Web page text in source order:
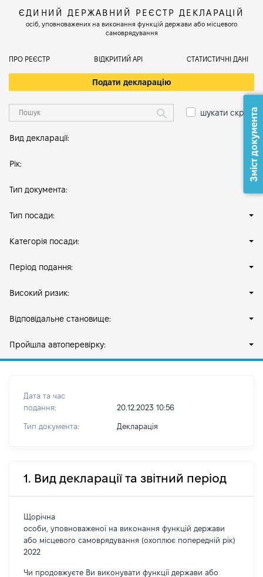
ЄДИНИЙ ДЕРЖАВНИЙ РЕЄСТР ДЕКЛАРАЦІЙ
осіб, уповноважених на виконання функцій держави або місцевого
самоврядування
ПРО РЕЄСТР ВІДКРИТИЙ АРІ СТАТИСТИЧНІ ДАНІ
Подати декларацію
шукати скрізь
Вид декларації:
Рік:
Тип документа:
Тип посади:
Категорія посади:
Період подання:
Високий ризик:
Відповідальне становище:
Пройшла автоперевірку:
Дата та час
подання:
20.12.2023 10:56
Тип документа: Декларація
1. Вид декларації та звітний період
Щорічна
особи, уповноваженої на виконання функцій держави
або місцевого самоврядування (охоплює попередній рік)
2022
Чи продовжуєте Ви виконувати функції держави або
Зміст документа